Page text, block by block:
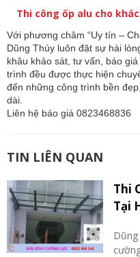
Thi công ốp alu cho
Với phương châm “Uy tín –
Dũng Thúy luôn đặt sự hài
khâu khảo sát, tư vấn, báo
trình đều được thực hiện
đến những công trình bền
dài.
Liên hệ báo giá 0823468836
TIN LIÊN QUAN
Thi
Tại